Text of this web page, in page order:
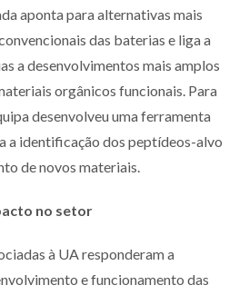
aponta para alternativas mais
das baterias e liga a
a desenvolvimentos mais amplos
orgânicos funcionais. Para
desenvolveu uma ferramenta
a identificação dos peptídeos-alvo
de novos materiais.
no setor
à UA responderam a
e funcionamento das